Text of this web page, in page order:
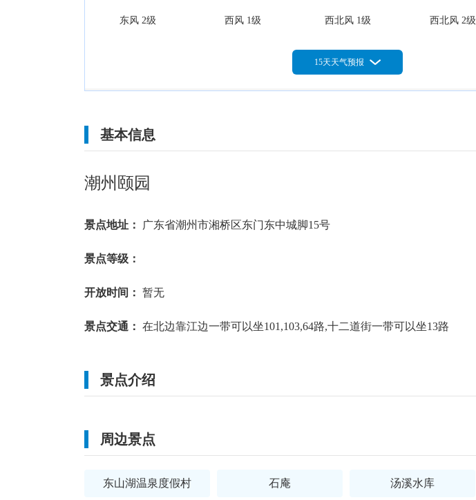
东风 2级 西风 1级 西北风 1级 西北风 2级
15天天气预报
北风 2级
基本信息
潮州颐园
景点地址： 广东省潮州市湘桥区东门东中城脚15号
景点等级：
开放时间： 暂无
景点交通： 在北边靠江边一带可以坐101,103,64路,十二道街一带可以坐13路
景点介绍
周边景点
东山湖温泉度假村 石庵 汤溪水库